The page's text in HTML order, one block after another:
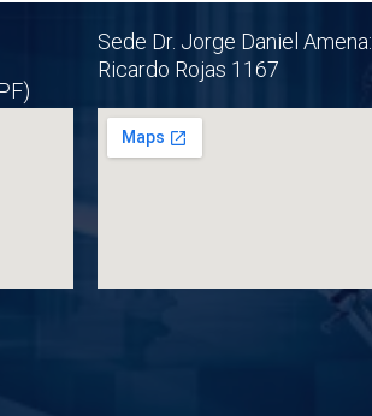
Sede Dr. Jorge Daniel Amena:
Ricardo Rojas 1167